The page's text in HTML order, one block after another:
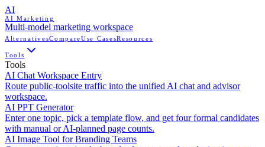
AI
AI Marketing
Multi-model marketing workspace
AlternativesCompareUse CasesResources
Tools
Tools
AI Chat Workspace Entry
Route public-toolsite traffic into the unified AI chat and advisor
workspace.
AI PPT Generator
Enter one topic, pick a template flow, and get four formal candidates
with manual or AI-planned page counts.
AI Image Tool for Branding Teams